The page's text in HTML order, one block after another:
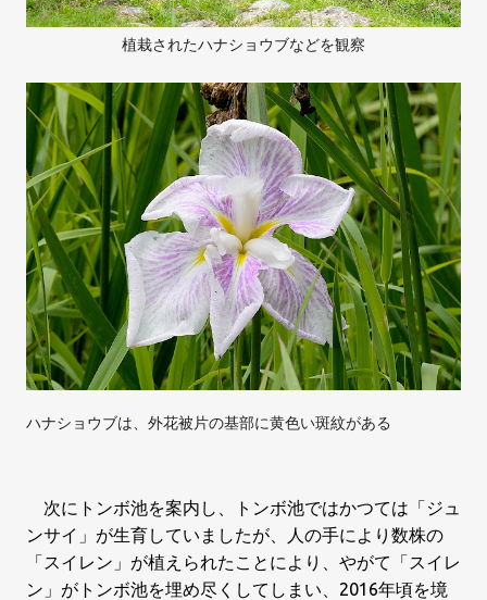
植栽されたハナショウブなどを観察
ハナショウブは、外花被片の基部に黄色い斑紋がある
次にトンボ池を案内し、トンボ池ではかつては「ジュ
ンサイ」が生育していましたが、人の手により数株の
「スイレン」が植えられたことにより、やがて「スイレ
ン」がトンボ池を埋め尽くしてしまい、 2016年頃を境